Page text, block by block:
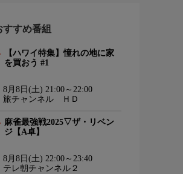
すめ番組
【ハワイ特集】憧れの地に家
を買おう #1
8月8日(土) 21:00～22:00
旅チャンネル ＨＤ
麻雀最強戦2025▽ザ・リベン
ジ【A卓】
8月8日(土) 22:00～23:40
テレ朝チャンネル２